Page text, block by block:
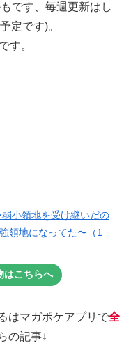
です、毎週更新はし
定です)。
す。
小領地を受け継いだの
領地になってた〜（1
はこちらへ
はマガポケアプリで全
の記事↓